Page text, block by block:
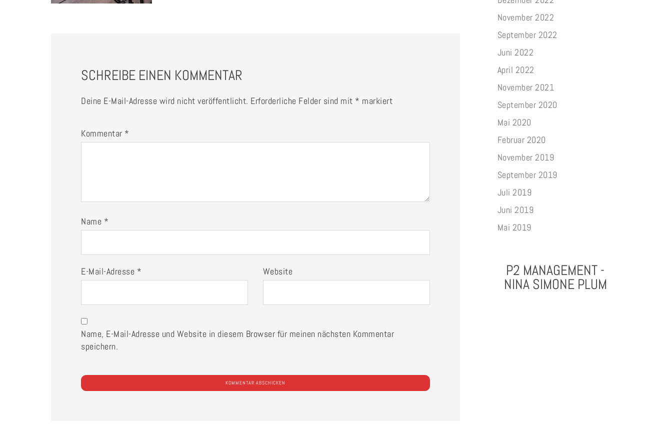
SCHREIBE EINEN KOMMENTAR
Deine E-Mail-Adresse wird nicht veröffentlicht. Erforderliche Felder sind mit * markiert
Kommentar *
Name *
E-Mail-Adresse * Website
Name, E-Mail-Adresse und Website in diesem Browser für meinen nächsten Kommentar
speichern.
November 2022
September 2022
Juni 2022
April 2022
November 2021
September 2020
Mai 2020
Februar 2020
November 2019
September 2019
Juli 2019
Juni 2019
Mai 2019
P2 MANAGEMENT -
NINA SIMONE PLUM